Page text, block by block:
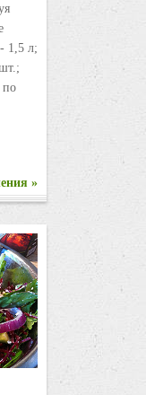
1,5 л;
по
»